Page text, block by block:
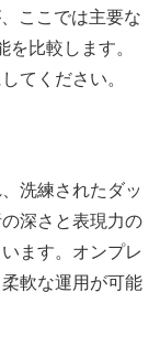
ここでは主要な
比較します。
てください。
洗練されたダッ
深さと表現力の
ます。オンプレ
軟な運用が可能